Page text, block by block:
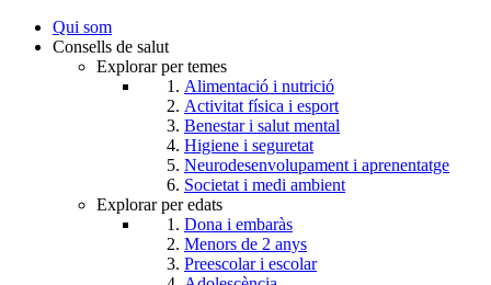
User
account
Qui som
Consells de salut
Explorar per temes
Alimentació i nutrició
Activitat física i esport
Benestar i salut mental
Higiene i seguretat
Neurodesenvolupament i aprenentatge
Societat i medi ambient
Explorar per edats
Dona i embaràs
Menors de 2 anys
Preescolar i escolar